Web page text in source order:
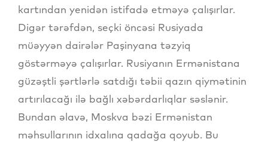
kartından yenidən istifadə etməyə çalışırlar.
Digər tərəfdən, seçki öncəsi Rusiyada
müəyyən dairələr Paşinyana təzyiq
göstərməyə çalışırlar. Rusiyanın Ermənistana
güzəştli şərtlərlə satdığı təbii qazın qiymətinin
artırılacağı ilə bağlı xəbərdarlıqlar səslənir.
Bundan əlavə, Moskva bəzi Ermənistan
məhsullarının idxalına qadağa qoyub. Bu